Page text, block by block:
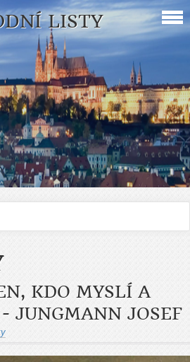
LISTY
KDO MYSLÍ A
JUNGMANN JOSEF